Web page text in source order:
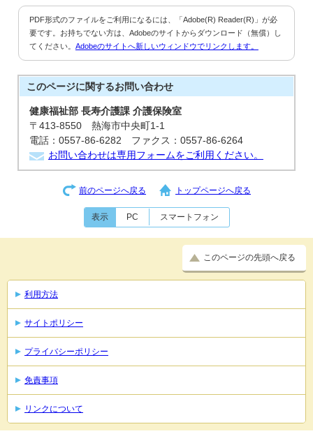
PDF形式のファイルをご利用になるには、「Adobe(R) Reader(R)」が必
要です。お持ちでない方は、Adobeのサイトからダウンロード（無償）し
てください。 Adobeのサイトへ新しいウィンドウでリンクします。
このページに関するお問い合わせ
健康福祉部 長寿介護課 介護保険室
〒413-8550 熱海市中央町1-1
電話：0557-86-6282 ファクス：0557-86-6264
お問い合わせは専用フォームをご利用ください。
前のページへ戻る トップページへ戻る
表示 PC スマートフォン
このページの先頭へ戻る
利用方法
サイトポリシー
プライバシーポリシー
免責事項
リンクについて